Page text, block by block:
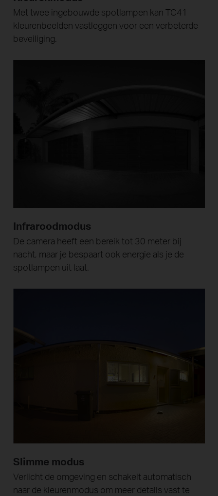
Met twee ingebouwde spotlampen kan TC41
kleurenbeelden vastleggen voor een verbeterde
beveiliging.
Infraroodmodus
De camera heeft een bereik tot 30 meter bij
nacht, maar je bespaart ook energie als je de
spotlampen uit laat.
Slimme modus
Verlicht de omgeving en schakelt automatisch
naar de kleurenmodus om meer details vast te